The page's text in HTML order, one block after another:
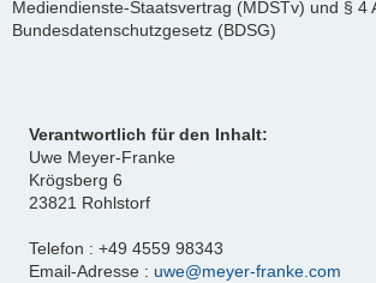
Mediendienste-Staatsvertrag (MDSTv) und § 4
Bundesdatenschutzgesetz (BDSG)
Verantwortlich für den Inhalt:
Uwe Meyer-Franke
Krögsberg 6
23821 Rohlstorf
Telefon : +49 4559 98343
Email-Adresse : uwe@meyer-franke.com